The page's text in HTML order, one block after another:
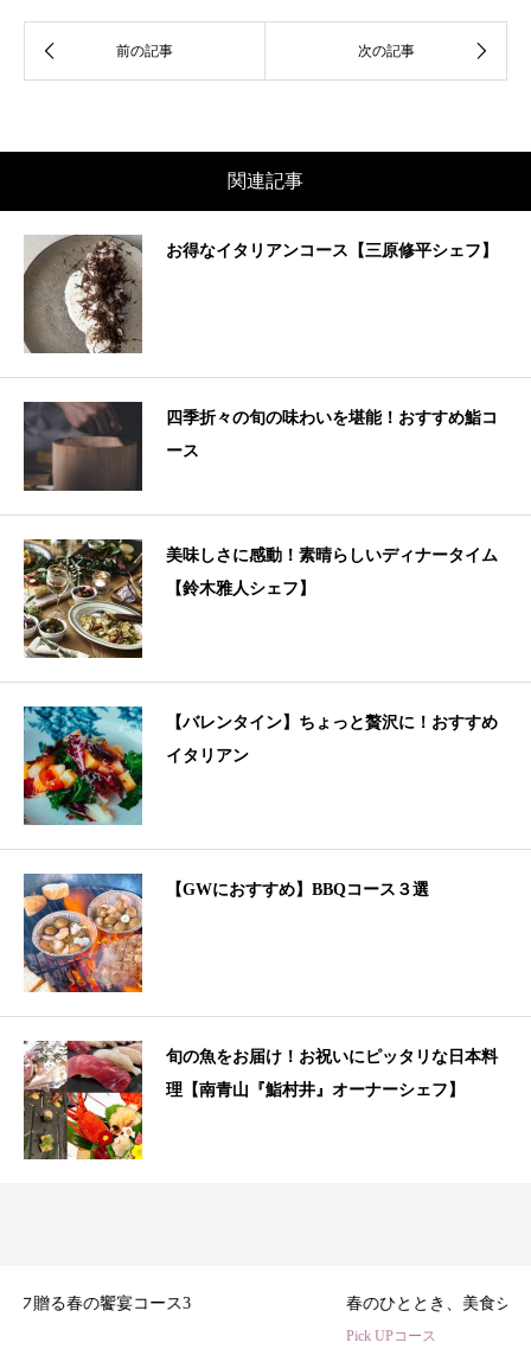
関連記事
お得なイタリアンコース【三原修平シェフ】
四季折々の旬の味わいを堪能！おすすめ鮨コ
ース
美味しさに感動！素晴らしいディナータイム
【鈴木雅人シェフ】
【バレンタイン】ちょっと贅沢に！おすすめ
イタリアン
【GWにおすすめ】BBQコース３選
旬の魚をお届け！お祝いにピッタリな日本料
理【南青山『鮨村井』オーナーシェフ】
春のひととき、美食シェフ3名の特別コース